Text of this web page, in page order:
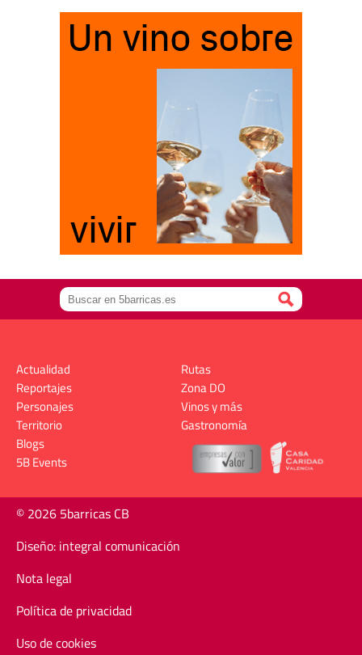
Actualidad
Reportajes
Personajes
Territorio
Rutas
Zona DO
Vinos y más
Gastronomía
Blogs
5B Events
© 2026 5barricas CB
Diseño: integral comunicación
Nota legal
Política de privacidad
Uso de cookies